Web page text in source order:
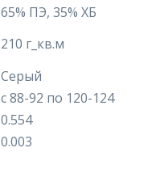
65% ПЭ, 35% ХБ
210 г_кв.м
Серый
с 88-92 по 120-124
0.554
0.003